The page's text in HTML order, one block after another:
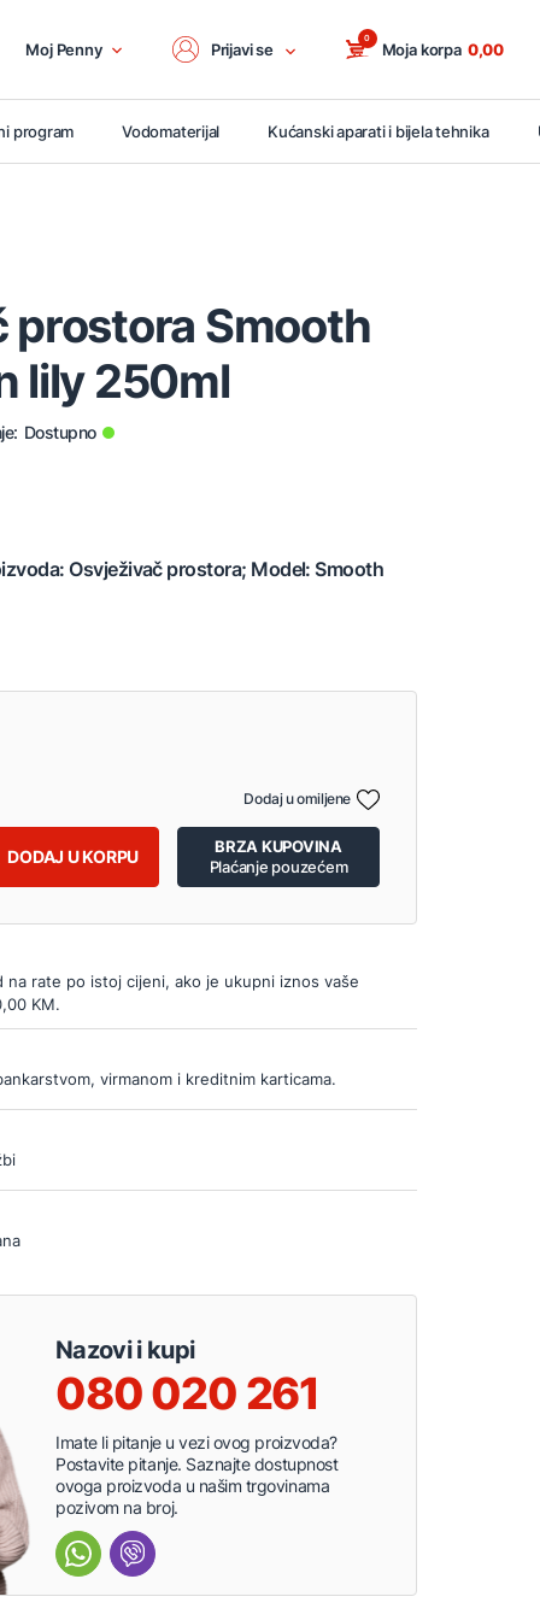
Moj Penny Prijavi se Moja korpa
0
0,00
program Vodomaterijal Kućanski aparati i bijela tehnika
prostora Smooth
lily 250ml
Dostupno
Osvježivač prostora; Model: Smooth
DODAJ U KORPU
BRZA KUPOVINA
Plaćanje pouzećem
Dodaj u omiljene
na rate po istoj cijeni, ako je ukupni iznos vaše
KM.
virmanom i kreditnim karticama.
Nazovi i kupi
080 020 261
Imate li pitanje u vezi ovog proizvoda?
Postavite pitanje. Saznajte dostupnost
ovoga proizvoda u našim trgovinama
pozivom na broj.